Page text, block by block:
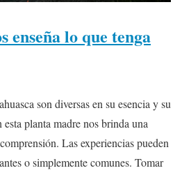
enseña lo que tenga
son diversas en su esencia y su
planta madre nos brinda una
Las experiencias pueden
o simplemente comunes. Tomar